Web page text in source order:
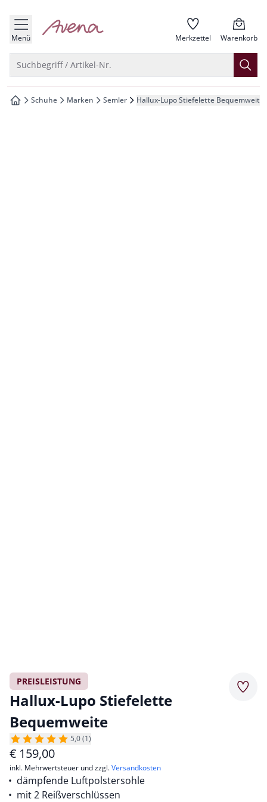
springen
springen
springen
springen
Menü zur Startseite Merkzettel Warenkorb
Suchbegriff / Artikel-Nr.
zur Startseite
Schuhe Marken Semler Hallux-Lupo Stiefelette Bequemweite
PREISLEISTUNG
Hallux-Lupo Stiefelette
Bequemweite
5,0 (1)
€ 159,00
inkl. Mehrwertsteuer und zzgl.Versandkosten
dämpfende Luftpolstersohle
mit 2 Reißverschlüssen